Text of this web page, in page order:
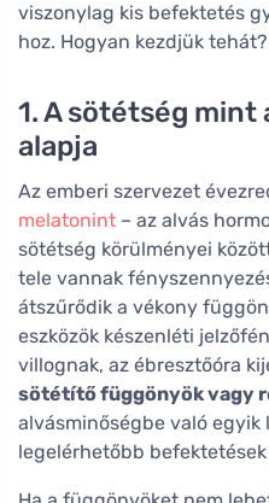
viszonylag kis befektetés
hoz. Hogyan kezdjük tehát?
1. A sötétség mint
alapja
Az emberi szervezet
melatonint – az alvás
sötétség körülményei
tele vannak
átszűrődik a vékony
eszközök készenléti
villognak, az ébresztőóra
sötétítő függönyök vagy
alvásminőségbe való
legelérhetőbb